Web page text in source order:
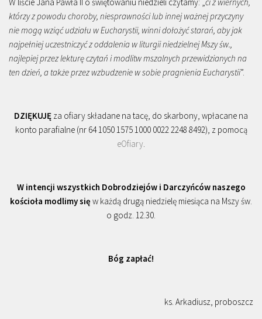
którzy z powodu choroby, niesprawności lub innej ważnej przyczyny
nie mogą wziąć udziału w Eucharystii, winni dołożyć starań, aby jak
najpełniej uczestniczyć z oddalenia w liturgii niedzielnej Mszy św.,
najlepiej przez lekturę czytań i modlitw mszalnych przewidzianych na
ten dzień, a także przez wzbudzenie w sobie pragnienia Eucharystii”.
DZIĘKUJĘ za ofiary składane na tacę, do skarbony, wpłacane na
konto parafialne (nr 64 1050 1575 1000 0022 2248 8492), z pomocą
eOfiary
W intencji wszystkich Dobrodziejów i Darczyńców naszego
kościoła modlimy się w każdą drugą niedzielę miesiąca na Mszy św.
o godz. 12.30.
Bóg zapłać!
ks. Arkadiusz, proboszcz